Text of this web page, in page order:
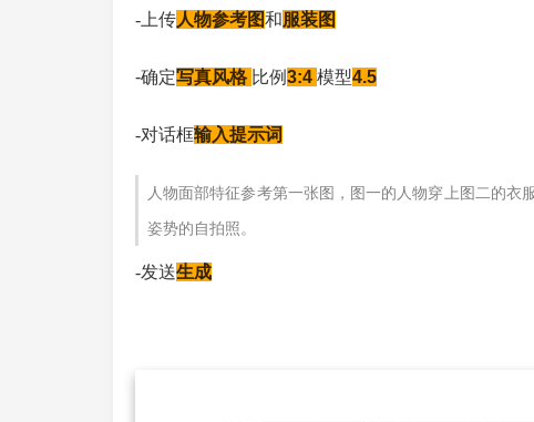
-上传人物参考图和服装图
-确定写真风格 比例3:4 模型4.5
-对话框输入提示词
人物面部特征参考第一张图，图一的人物穿上图二的
姿势的自拍照。
-发送生成